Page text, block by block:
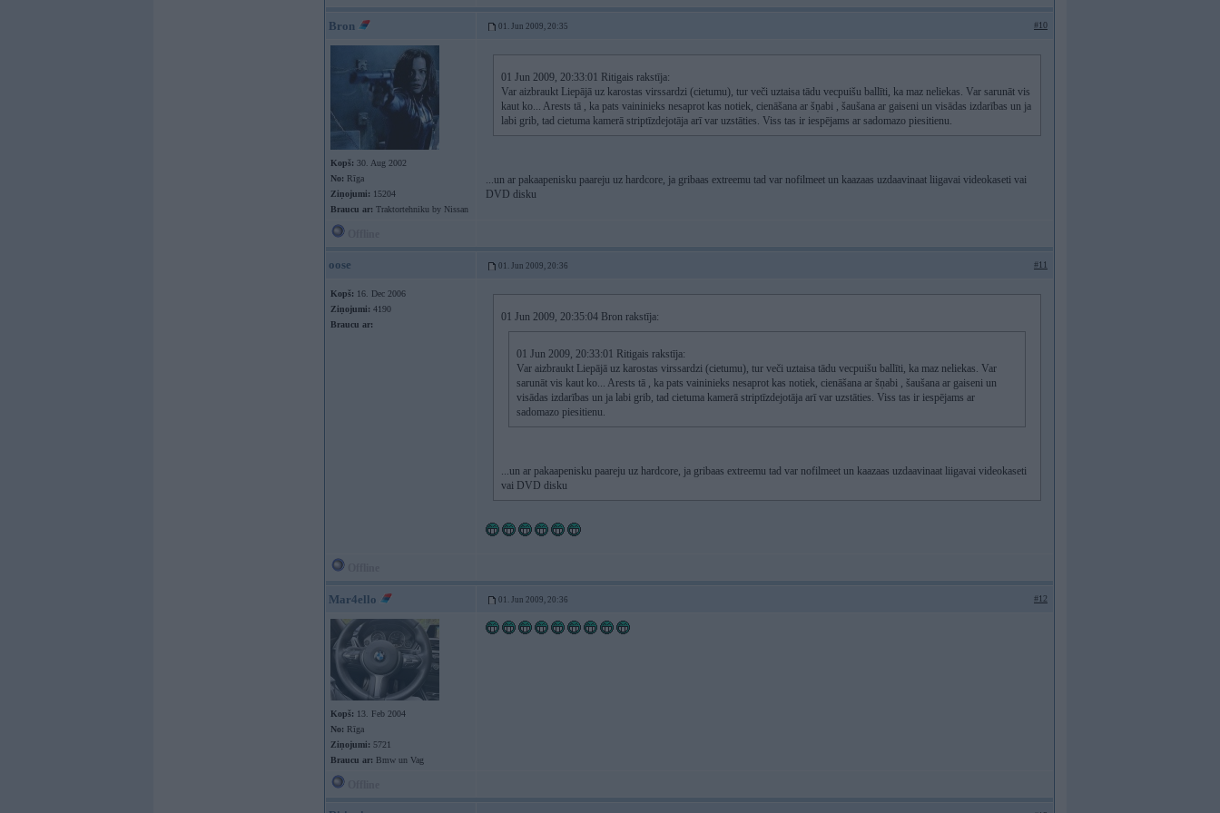
Bron 01. Jun 2009, 20:35 #10
Kopš: 30. Aug 2002
No: Rīga
Ziņojumi: 15204
Braucu ar: Traktortehniku by Nissan
01 Jun 2009, 20:33:01 Ritigais rakstīja:
Var aizbraukt Liepājā uz karostas virssardzi (cietumu), tur veči uztaisa tādu vecpuišu ballīti, ka maz neliekas. Var sarunāt vis
kaut ko... Arests tā , ka pats vaininieks nesaprot kas notiek, cienāšana ar šņabi , šaušana ar gaiseni un visādas izdarības un ja
labi grib, tad cietuma kamerā striptīzdejotāja arī var uzstāties. Viss tas ir iespējams ar sadomazo piesitienu.
...un ar pakaapenisku paareju uz hardcore, ja gribaas extreemu tad var nofilmeet un kaazaas uzdaavinaat liigavai videokaseti vai
DVD disku
oose 01. Jun 2009, 20:36 #11
Kopš: 16. Dec 2006
Ziņojumi: 4190
Braucu ar:
01 Jun 2009, 20:35:04 Bron rakstīja:
01 Jun 2009, 20:33:01 Ritigais rakstīja:
Var aizbraukt Liepājā uz karostas virssardzi (cietumu), tur veči uztaisa tādu vecpuišu ballīti, ka maz neliekas. Var
sarunāt vis kaut ko... Arests tā , ka pats vaininieks nesaprot kas notiek, cienāšana ar šņabi , šaušana ar gaiseni un
visādas izdarības un ja labi grib, tad cietuma kamerā striptīzdejotāja arī var uzstāties. Viss tas ir iespējams ar
sadomazo piesitienu.
...un ar pakaapenisku paareju uz hardcore, ja gribaas extreemu tad var nofilmeet un kaazaas uzdaavinaat liigavai videokaseti
vai DVD disku
Mar4ello 01. Jun 2009, 20:36 #12
Kopš: 13. Feb 2004
No: Rīga
Ziņojumi: 5721
Braucu ar: Bmw un Vag